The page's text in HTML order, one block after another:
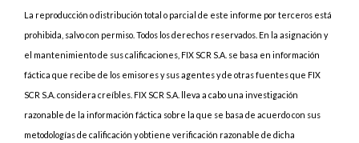
La reproducción o distribución total o parcial de este informe por terceros está
prohibida, salvo con permiso. Todos los derechos reservados. En la asignación y
el mantenimiento de sus calificaciones, FIX SCR S.A. se basa en información
fáctica que recibe de los emisores y sus agentes y de otras fuentes que FIX
SCR S.A. considera creíbles. FIX SCR S.A. lleva a cabo una investigación
razonable de la información fáctica sobre la que se basa de acuerdo con sus
metodologías de calificación y obtiene verificación razonable de dicha